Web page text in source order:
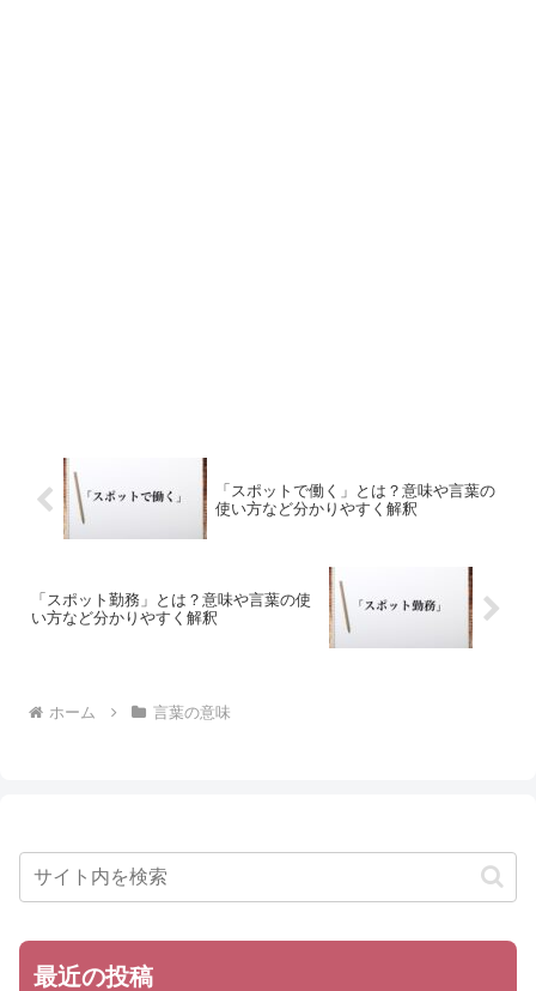
「スポットで働く」とは？意味や言葉の
使い方など分かりやすく解釈
「スポット勤務」とは？意味や言葉の使
い方など分かりやすく解釈
ホーム 言葉の意味
最近の投稿